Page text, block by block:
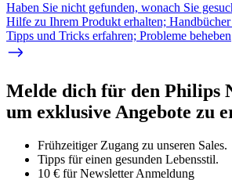
Haben Sie nicht gefunden, wonach Sie
Hilfe zu Ihrem Produkt erhalten;
Tipps und Tricks erfahren; Probleme beheben
Melde dich für den Philips
um exklusive Angebote zu
Frühzeitiger Zugang zu unseren Sales.
Tipps für einen gesunden Lebensstil.
10 € für Newsletter Anmeldung